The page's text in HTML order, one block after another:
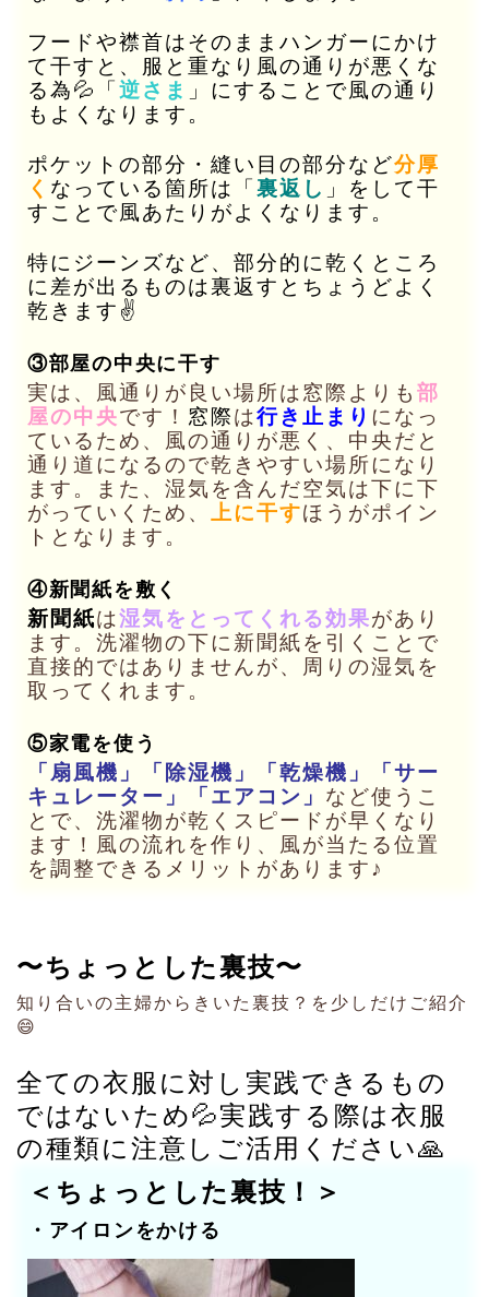
フードや襟首はそのままハンガーにかけ
て干すと、服と重なり風の通りが悪くな
る為💦「 逆さま 」にすることで風の通り
もよくなります。
ポケットの部分・縫い目の部分など分厚
く なっている箇所は「 裏返し 」をして干
すことで風あたりがよくなります。
特にジーンズなど、部分的に乾くところ
に差が出るものは裏返すとちょうどよく
乾きます✌️
③部屋の中央に干す
実は、風通りが良い場所は窓際よりも 部
屋の中央です！ 窓際は行き止まり になっ
ているため、風の通りが悪く、中央だと
通り道になるので乾きやすい場所になり
ます。また、湿気を含んだ空気は下に下
がっていくため、 上に干すほうがポイン
トとなります。
④新聞紙を敷く
新聞紙は湿気をとってくれる効果があり
ます。洗濯物の下に新聞紙を引くことで
直接的ではありませんが、周りの湿気を
取ってくれます。
⑤家電を使う
「扇風機」「除湿機」「乾燥機」「サー
キュレーター」「エアコン」 など使うこ
とで、洗濯物が乾くスピードが早くなり
ます！風の流れを作り、風が当たる位置
を調整できるメリットがあります♪
〜ちょっとした裏技〜
知り合いの主婦からきいた裏技？を少しだけご紹介
😄
全ての衣服に対し実践できるもの
ではないため💦実践する際は衣服
の種類に注意しご活用ください🙏
＜ちょっとした裏技！＞
・アイロンをかける